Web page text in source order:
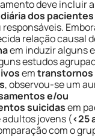
deve incluir a
dos pacientes
relação causal
em induzir alguns
estudos
emtranstornos
, observou-se um
e/ou
suicidasem
jovens (<25
com o